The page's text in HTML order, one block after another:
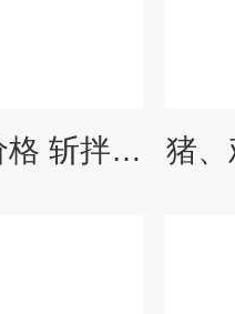
蔬菜肉馅斩拌机价格 斩拌设备 猪